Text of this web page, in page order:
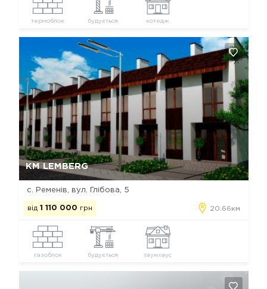
термоблок будується котедж
КМ LEMBERG
с. Ременів, вул. Глібова, 5
від 1 110 000 грн 20.66км
газоблок будується таунхаус
Так, видалити Відміна